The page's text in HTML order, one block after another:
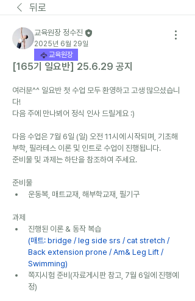
뒤로
교육원장 정수진
2025년 6월 29일
교육원장
[165기 일요반] 25.6.29 공지
여러분^^ 일요반 첫 수업 모두 환영하고 고생 많으셨습니
다!
다음 주에 만나뵈어 정식 인사 드릴게요 :)
다음 수업은 7월 6일 (일) 오전 11시에 시작되며, 기초해
부학, 필라테스 이론 및 인트로 수업이 진행됩니다.
준비물 및 과제는 하단을 참조하여 주세요.
준비물
운동복, 매트교재, 해부학교재, 필기구
과제
진행된 이론 & 동작 복습
(매트: bridge / leg side srs / cat stretch /
Back extension prone / Am& Leg Lift /
Swimming)
쪽지시험 준비(자료게시판 참고, 7월 6일에 진행예
정)